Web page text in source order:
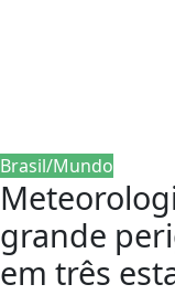
Brasil/Mundo
grande
em três